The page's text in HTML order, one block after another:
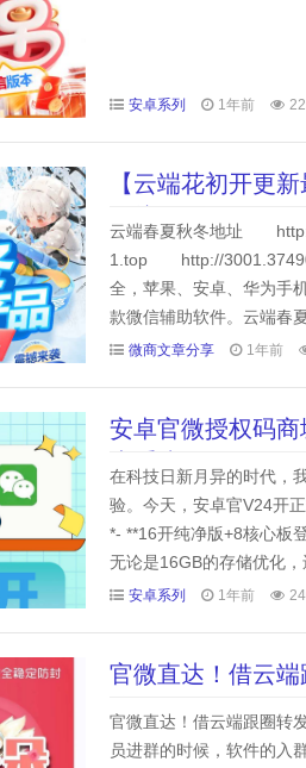
安卓系列 1年前
【云端花初开更
链接发圈
云端春夏秋冬地址
1.top http://
全，苹果、安卓、华为手
款微信辅助软件。云端春
微商文章分享 1年前
安卓官微授权码
大系统
在科技日新月异的时代，
验。今天，安卓官V24开
*- **16开纯净版+8核心板
无论是16GB的存储优化
广告干扰，感受...
安卓系列 1年前
官微直达！借云
攻略
官微直达！借云端跟圈转
员进群的时候，软件的入